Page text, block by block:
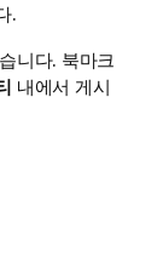
.
니다. 북마크
내에서 게시